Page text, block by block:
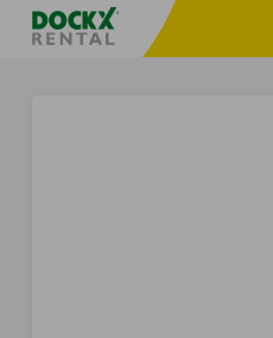
Fratello DEMO